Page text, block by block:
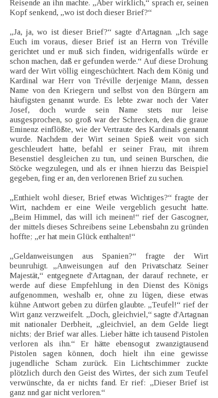
Reisende an ihn machte. „Aber wirklich,“ sprach er, seinen
Kopf senkend, „wo ist doch dieser Brief?“
„Ja, ja, wo ist dieser Brief?“ sagte d'Artagnan. „Ich sage
Euch im voraus, dieser Brief ist an Herrn von Tréville
gerichtet und er muß sich finden, widrigenfalls würde er
schon machen, daß er gefunden werde.“ Auf diese Drohung
ward der Wirt völlig eingeschüchtert. Nach dem König und
Kardinal war Herr von Tréville derjenige Mann, dessen
Name von den Kriegern und selbst von den Bürgern am
häufigsten genannt wurde. Es lebte zwar noch der Vater
Josef, doch wurde sein Name stets nur leise
ausgesprochen, so groß war der Schrecken, den die graue
Eminenz einflößte, wie der Vertraute des Kardinals genannt
wurde. Nachdem der Wirt seinen Spieß weit von sich
geschleudert hatte, befahl er seiner Frau, mit ihrem
Besenstiel desgleichen zu tun, und seinen Burschen, die
Stöcke wegzulegen, und als er ihnen hierzu das Beispiel
gegeben, fing er an, den verlorenen Brief zu suchen.
„Enthielt wohl dieser, Brief etwas Wichtiges?“ fragte der
Wirt, nachdem er eine Weile vergeblich gesucht hatte.
„Beim Himmel, das will ich meinen!“ rief der Gascogner,
der mittels dieses Schreibens seine Lebensbahn zu gründen
hoffte; „er hat mein Glück enthalten!“
„Geldanweisungen aus Spanien?“ fragte der Wirt
beunruhigt. „Anweisungen auf den Privatschatz Seiner
Majestät,“ entgegnete d'Artagnan, der darauf rechnete, er
werde auf diese Empfehlung in den Dienst des Königs
aufgenommen, weshalb er, ohne zu lügen, diese etwas
kühne Antwort geben zu dürfen glaubte. „Teufel!“ rief der
Wirt ganz verzweifelt. „Doch, gleichviel,“ sagte d'Artagnan
mit nationaler Derbheit, „gleichviel, an dem Gelde liegt
nichts; der Brief war alles. Lieber hätte ich tausend Pistolen
verloren als ihn.“ Er hätte ebensogut zwanzigtausend
Pistolen sagen können, doch hielt ihn eine gewisse
jugendliche Scham zurück. Ein Lichtschimmer zuckte
plötzlich durch den Geist des Wirtes, der sich zum Teufel
verwünschte, da er nichts fand. Er rief: „Dieser Brief ist
ganz nnd gar nicht verloren.“